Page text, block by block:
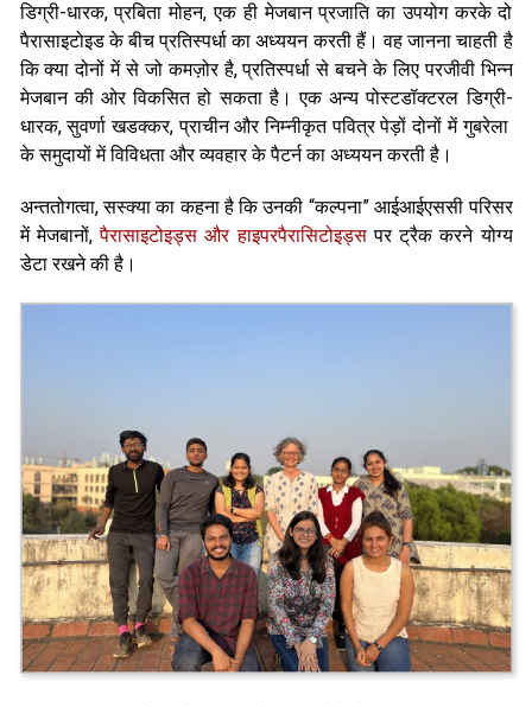
डिग्री-धारक, प्रबिता मोहन, एक ही मेजबान प्रजाति का उपयोग करके दो
पैरासाइटोइड के बीच प्रतिस्पर्धा का अध्ययन करती हैं। वह जानना चाहती है
कि क्या दोनों में से जो कमज़ोर है, प्रतिस्पर्धा से बचने के लिए परजीवी भिन्न
मेजबान की ओर विकसित हो सकता है। एक अन्य पोस्टडॉक्टरल डिग्री-
धारक, सुवर्णा खडक्कर, प्राचीन और निम्नीकृत पवित्र पेड़ों दोनों में गुबरेला
के समुदायों में विविधता और व्यवहार के पैटर्न का अध्ययन करती है।
अन्ततोगत्वा, सस्क्या का कहना है कि उनकी “कल्पना” आईआईएससी परिसर
में मेजबानों,पैरासाइटोइड्स और हाइपरपैरासिटोइड्सपर ट्रैक करने योग्य
डेटा रखने की है।